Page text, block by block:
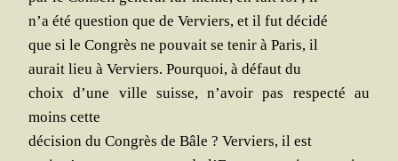
n’a été ques­tion que de Ver­viers, et il fut décidé
que si le Congrès ne pou­vait se tenir à Paris, il
aurait lieu à Ver­viers. Pour­quoi, à défaut du
choix d’une ville suisse, n’a­voir pas res­pec­té au
moins cette
déci­sion du Congrès de Bâle ? Ver­viers, il est